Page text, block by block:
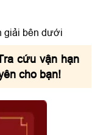
giải bên dưới
cứu vận hạn
cho bạn!